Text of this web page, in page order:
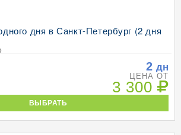
дня в Санкт-Петербург (2 дня
2 дн
ЦЕНА ОТ
3 300
ВЫБРАТЬ